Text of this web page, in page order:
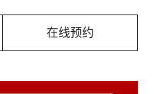
在线预约